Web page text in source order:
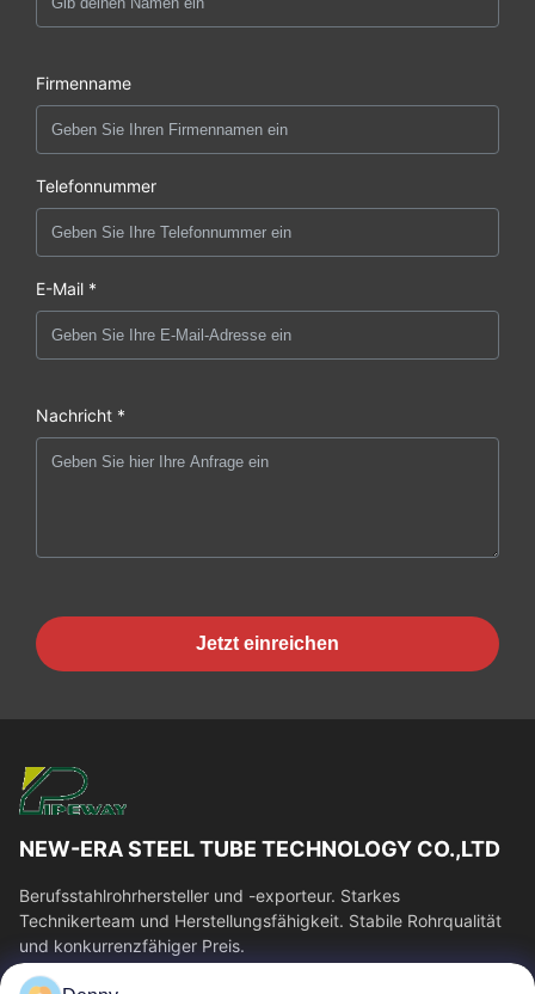
Firmenname
Telefonnummer
E-Mail *
Nachricht *
Jetzt einreichen
NEW-ERA STEEL TUBE TECHNOLOGY CO.,LTD
Berufsstahlrohrhersteller und -exporteur. Starkes
Technikerteam und Herstellungsfähigkeit. Stabile Rohrqualität
und konkurrenzfähiger Preis.
Schnelllinks